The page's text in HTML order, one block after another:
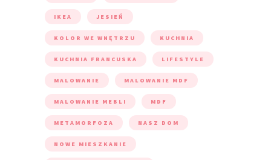
IKEA JESIEŃ
KOLOR WE WNĘTRZU KUCHNIA
KUCHNIA FRANCUSKA LIFESTYLE
MALOWANIE MALOWANIE MDF
MALOWANIE MEBLI MDF
METAMORFOZA NASZ DOM
NOWE MIESZKANIE